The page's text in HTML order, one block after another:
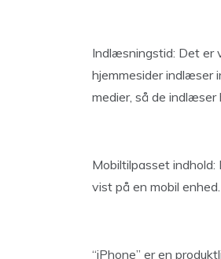
Indlæsningstid: Det er
hjemmesider indlæser
medier, så de indlæser
Mobiltilpasset
vist på en mobil
“iPhone” er en